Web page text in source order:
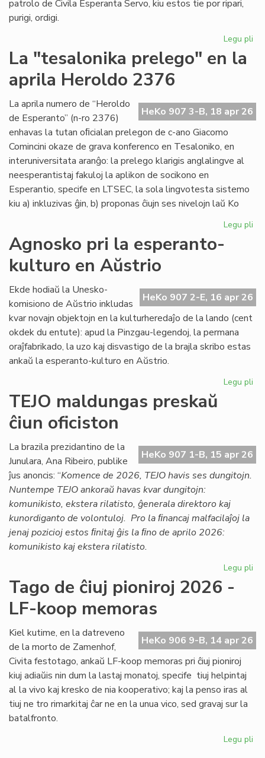
patrolo de Civila Esperanta Servo, kiu estos tie por ripari,
purigi, ordigi.
Legu pli
La "tesalonika prelego" en la
aprila Heroldo 2376
HeKo 907 3-B, 18 apr 26
La aprila numero de “Heroldo
de Esperanto” (n-ro 2376)
enhavas la tutan oﬁcialan prelegon de c-ano Giacomo
Comincini okaze de grava konferenco en Tesaloniko, en
interuniversitata aranĝo: la prelego klarigis anglalingve al
neesperantistaj fakuloj la aplikon de socikono en
Esperantio, specife en LTSEC, la sola lingvotesta sistemo
kiu a) inkluzivas ĝin, b) proponas ĉiujn ses nivelojn laŭ Ko
Legu pli
la
Agnosko pri la esperanto-
kulturo en Aŭstrio
HeKo 907 2-E, 16 apr 26
Ekde hodiaŭ la Unesko-
komisiono de Aŭstrio inkludas
kvar novajn objektojn en la kulturheredaĵo de la lando (cent
okdek du entute): apud la Pinzgau-legendoj, la permana
oraĵfabrikado, la uzo kaj disvastigo de la brajla skribo estas
ankaŭ la esperanto-kulturo en Aŭstrio.
Legu pli
TEJO maldungas preskaŭ
ĉiun oficiston
HeKo 907 1-B, 15 apr 26
La brazila prezidantino de la
Junulara, Ana Ribeiro, publike
ĵus anoncis: “Komence de 2026, TEJO havis ses dungitojn.
Nuntempe TEJO ankoraŭ havas kvar dungitojn:
komunikisto, ekstera rilatisto, ĝenerala direktoro kaj
kunordiganto de volontuloj. Pro la ﬁnancaj malfacilaĵoj la
jenaj pozicioj estos ﬁnitaj ĝis la ﬁno de aprilo 2026:
komunikisto kaj ekstera rilatisto.
Legu pli
Tago de ĉiuj pioniroj 2026 -
LF-koop memoras
HeKo 906 9-B, 14 apr 26
Kiel kutime, en la datreveno
de la morto de Zamenhof,
Civita festotago, ankaŭ LF-koop memoras pri ĉiuj pioniroj
kiuj adiaŭis nin dum la lastaj monatoj, specife tiuj helpintaj
al la vivo kaj kresko de nia kooperativo; kaj la penso iras al
tiuj ne tro rimarkitaj ĉar ne en la unua vico, sed gravaj sur la
batalfronto.
Legu pli